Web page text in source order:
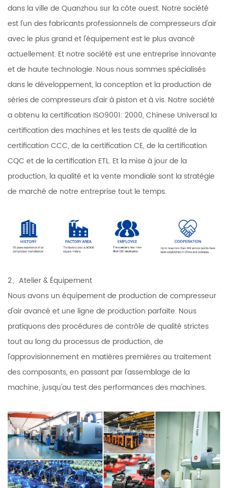
dans la ville de Quanzhou sur la côte ouest. Notre société
est l'un des fabricants professionnels de compresseurs d'air
avec le plus grand et l'équipement est le plus avancé
actuellement. Et notre société est une entreprise innovante
et de haute technologie. Nous nous sommes spécialisés
dans le développement, la conception et la production de
séries de compresseurs d'air à piston et à vis. Notre société
a obtenu la certification ISO9001: 2000, Chinese Universal la
certification des machines et les tests de qualité de la
certification CCC, de la certification CE, de la certification
CQC et de la certification ETL. Et la mise à jour de la
production, la qualité et la vente mondiale sont la stratégie
de marché de notre entreprise tout le temps.
2、Atelier & Équipement
Nous avons un équipement de production de compresseur
d'air avancé et une ligne de production parfaite. Nous
pratiquons des procédures de contrôle de qualité strictes
tout au long du processus de production, de
l'approvisionnement en matières premières au traitement
des composants, en passant par l'assemblage de la
machine, jusqu'au test des performances des machines.